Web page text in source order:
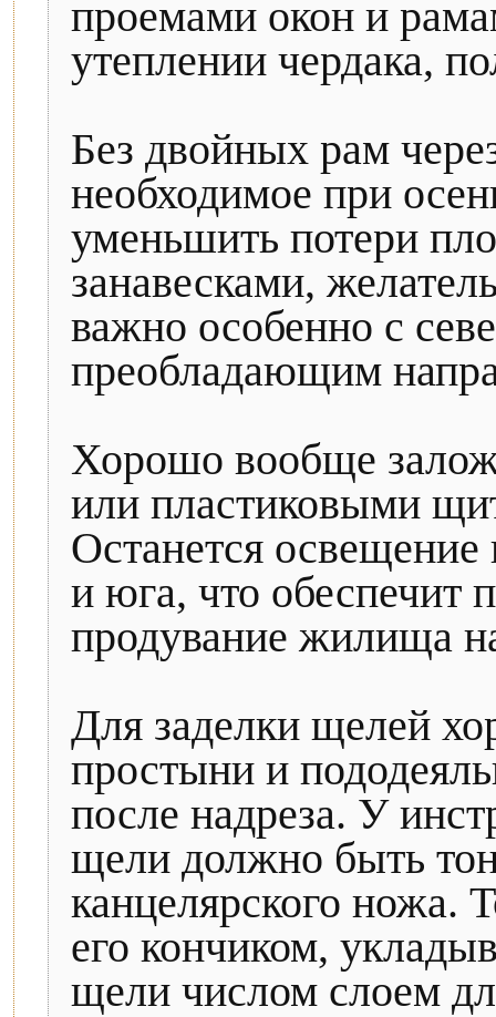
проемами окон и
утеплении чердака,
Без двойных рам
необходимое при
уменьшить потери
занавесками,
важно особенно с
преобладающим
Хорошо вообще
или пластиковыми
Останется
и юга, что обеспечит
продувание жилища
Для заделки щелей
простыни и
после надреза. У
щели должно быть
канцелярского ножа.
его кончиком,
щели числом слоем